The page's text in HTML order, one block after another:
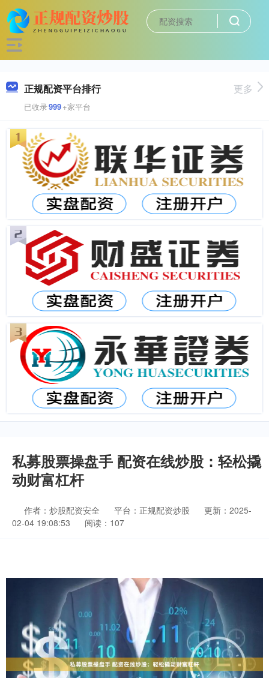
正规配资平台排行
已收录999+家平台
更多
私募股票操盘手 配资在线炒股：轻松撬
动财富杠杆
作者：炒股配资安全 平台：正规配资炒股
更新：2025-
02-04 19:08:53
阅读：107